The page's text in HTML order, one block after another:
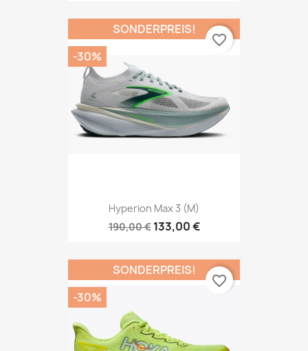
Hyperion Max 3 (M)
190,00 € 133,00 €
SONDERPREIS!
-30%
favorite_border
SONDERPREIS!
-30%
favorite_border